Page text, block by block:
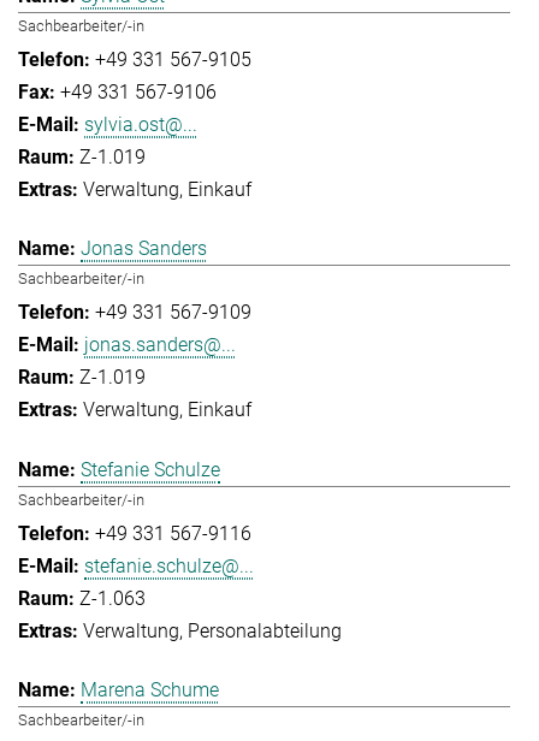
Sachbearbeiter/-in
+49 331 567-9105
+49 331 567-9106
sylvia.ost@...
Z-1.019
Verwaltung Einkauf
Jonas Sanders
Sachbearbeiter/-in
+49 331 567-9109
jonas.sanders@...
Z-1.019
Verwaltung Einkauf
Stefanie Schulze
Sachbearbeiter/-in
+49 331 567-9116
stefanie.schulze@...
Z-1.063
Verwaltung Personalabteilung
Marena Schume
Sachbearbeiter/-in